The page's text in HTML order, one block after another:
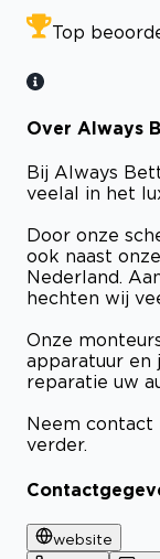
Top
Over Always
Bij Always
veelal in het
Door onze
ook naast
Nederland.
hechten wij
Onze
apparatuur en
reparatie uw
Neem contact
verder.
website